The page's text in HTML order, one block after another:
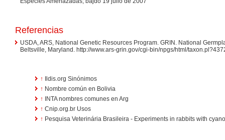
Referencias
USDA, ARS, National Genetic Resources Program. GRIN. National
Beltsville, Maryland. http://www.ars-grin.gov/cgi-bin/npgs/html/
↑ Ildis.org Sinónimos
↑ Nombre común en Bolivia
↑ INTA nombres comunes en Arg
↑ Cnip.org.br Usos
↑ Pesquisa Veterinária Brasileira - Experiments in rabbits with